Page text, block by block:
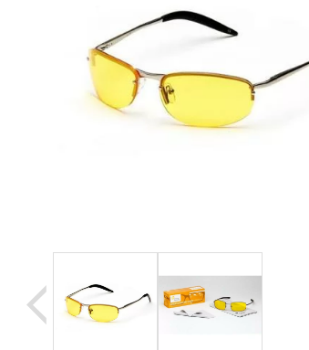
Товары для красоты и здоровья
Товары для врачей и мед.учреждений
Уникальные и полезные товары